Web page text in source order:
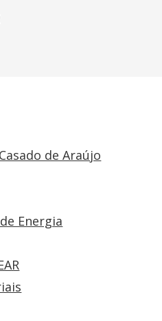
de Araújo
Energia